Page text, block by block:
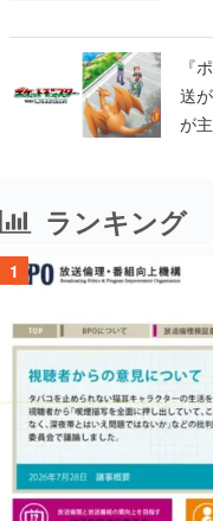
『
送
が
ランキング
1